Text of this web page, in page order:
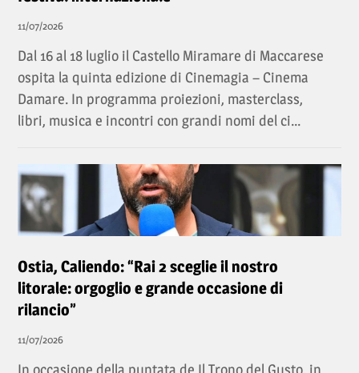
11/07/2026
Dal 16 al 18 luglio il Castello Miramare di Maccarese
ospita la quinta edizione di Cinemagia – Cinema
Damare. In programma proiezioni, masterclass,
libri, musica e incontri con grandi nomi del ci...
Ostia, Caliendo: “Rai 2 sceglie il nostro
litorale: orgoglio e grande occasione di
rilancio”
11/07/2026